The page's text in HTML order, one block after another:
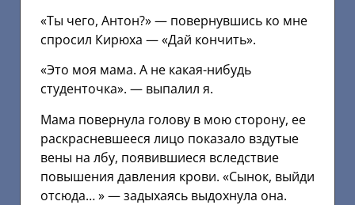
«Ты чего, Антон?» — повернувшись ко мне
спросил Кирюха — «Дай кончить».
«Это моя мама. А не какая-нибудь
студенточка». — выпалил я.
Мама повернула голову в мою сторону, ее
раскрасневшееся лицо показало вздутые
вены на лбу, появившиеся вследствие
повышения давления крови. «Сынок, выйди
отсюда… » — задыхаясь выдохнула она.